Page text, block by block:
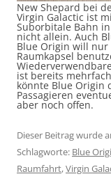
New Shepard bei
Virgin Galactic ist
Suborbitale Bahn
nicht allein. Auch
Blue Origin will nur
Raumkapsel
ist bereits
könnte Blue Origin
Passagieren
aber noch offen.
Dieser Beitrag wurde
Schlagworte: Blue
Raumfahrt,Virgin